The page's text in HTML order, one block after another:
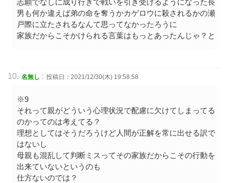
志願でなしに成り行きで戦いを引き受けるようになった長
男も何か違えば弟の命を奪うかカゲロウに殺されるかの瀬
戸際に立たされるなんて思ってなかったろうに
家族だからこそかけられる言葉はもっとあったんじゃ？と
名無し : 投稿日：2021/12/30(木) 19:58:58
※9
それって親がどういう心理状況で配慮に欠けてしまってる
のかってのは考えてる？
理想としてはそうだろうけど人間が正解を常に出せる訳で
はないし
母親も混乱して判断ミスってその家族だからこその行動を
出来ていないというのも
仕方ないのでは？